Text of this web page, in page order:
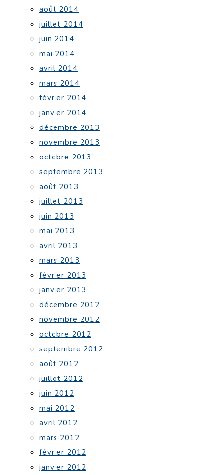
août 2014
juillet 2014
juin 2014
mai 2014
avril 2014
mars 2014
février 2014
janvier 2014
décembre 2013
novembre 2013
octobre 2013
septembre 2013
août 2013
juillet 2013
juin 2013
mai 2013
avril 2013
mars 2013
février 2013
janvier 2013
décembre 2012
novembre 2012
octobre 2012
septembre 2012
août 2012
juillet 2012
juin 2012
mai 2012
avril 2012
mars 2012
février 2012
janvier 2012